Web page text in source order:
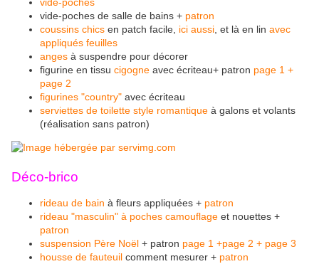
vide-poches de salle de bains + patron
coussins chics en patch facile, ici aussi , et là en lin avec
appliqués feuilles
anges à suspendre pour décorer
figurine en tissu cigogne avec écriteau+ patron page 1 +
page 2
figurines "country" avec écriteau
serviettes de toilette style romantique à galons et volants
(réalisation sans patron)
Déco-brico
rideau de bain à fleurs appliquées + patron
rideau "masculin" à poches camouflage et nouettes +
patron
suspension Père Noël + patron page 1 +page 2 + page 3
housse de fauteuil comment mesurer + patron